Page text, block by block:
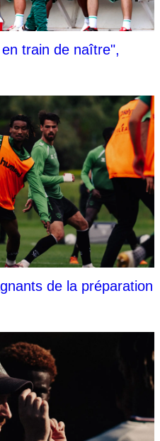
train de naître",
de la préparation